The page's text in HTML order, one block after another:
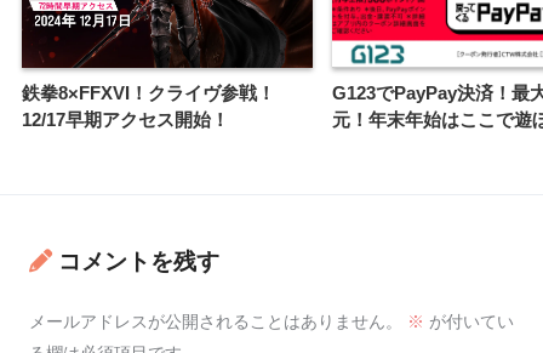
鉄拳8×FFXVI！クライヴ参戦！
12/17早期アクセス開始！
G123でPayPay決済！最
元！年末年始はここで遊
コメントを残す
メールアドレスが公開されることはありません。 ※ が付いてい